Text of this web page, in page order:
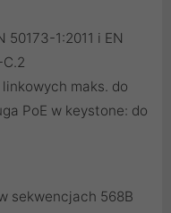
50173-1:2011 i EN
maks. do
PoE w keystone: do
sekwencjach 568B